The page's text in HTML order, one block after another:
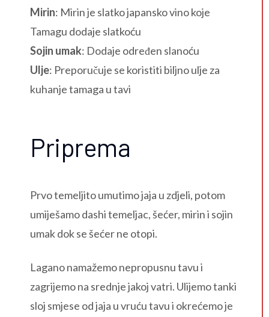
Mirin: Mirin je slatko japansko vino koje
Tamagu dodaje slatkoću
Sojin umak: Dodaje određen slanoću
Ulje: Preporučuje se koristiti biljno ulje za
kuhanje tamaga u tavi
Priprema
Prvo temeljito umutimo jaja u zdjeli, potom
umiješamo dashi temeljac, šećer, mirin i sojin
umak dok se šećer ne otopi.
Lagano namažemo nepropusnu tavu i
zagrijemo na srednje jakoj vatri. Ulijemo tanki
sloj smjese od jaja u vruću tavu i okrećemo je